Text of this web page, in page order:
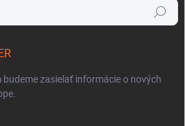
Hľadať
budeme zasielať informácie o nových